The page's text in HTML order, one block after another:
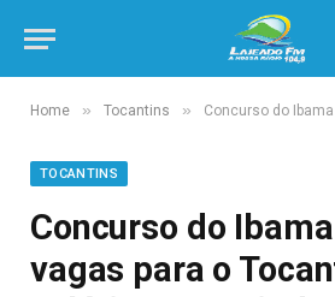
Home » Tocantins » Concurso do Ibama oferta 59 vagas para
TOCANTINS
Concurso do
vagas para o